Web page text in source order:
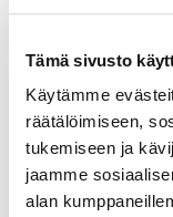
Tämä sivusto
Käytämme
räätälöimiseen,
tukemiseen ja
jaamme
alan
280 W
Nimellisvirta
1.23 A
Kierrosluku
2200 rpm